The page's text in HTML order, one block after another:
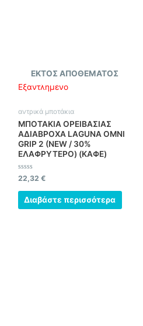
ΕΚΤΌΣ ΑΠΟΘΈΜΑΤΟΣ
Εξαντλημένο
αντρικά μποτάκια
ΜΠΟΤΑΚΙΑ ΟΡΕΙΒΑΣΙΑΣ
ΑΔΙΑΒΡΟΧΑ LAGUNA OMNI
GRIP 2 (NEW / 30%
ΕΛΑΦΡΥΤΕΡΟ) (ΚΑΦΕ)
Βαθμολογήθηκε
με
0
από
22,32 €
Διαβάστε περισσότερα